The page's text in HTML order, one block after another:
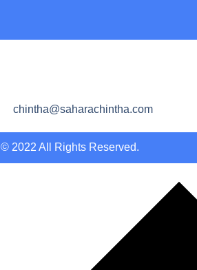
chintha@saharachintha.com
© 2022 All Rights Reserved.